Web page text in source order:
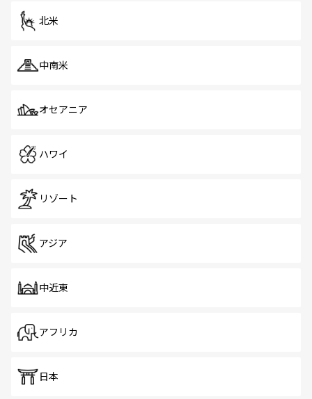
北米
中南米
オセアニア
ハワイ
リゾート
アジア
中近東
アフリカ
日本